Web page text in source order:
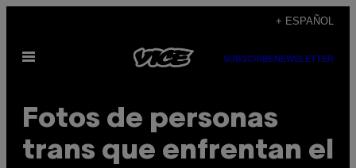
contenido
+ ESPAÑOL
Abrir
SUBSCRIBENEWSLETTER
Fotos de personas
trans que enfrentan el